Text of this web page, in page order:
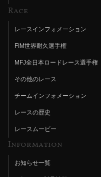
Race
レースインフォメーション
FIM世界耐久選手権
MFJ全日本ロードレース選手権
その他のレース
チームインフォメーション
レースの歴史
レースムービー
Information
お知らせ一覧